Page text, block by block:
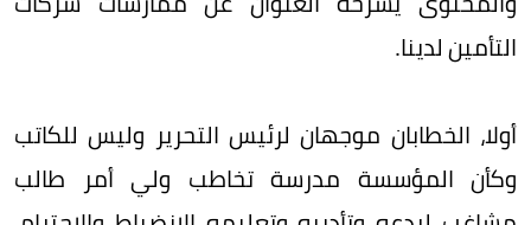
التأمين لدينا.
أولا، الخطابان موجهان لرئيس التحرير وليس للكاتب
وكأن المؤسسة مدرسة تخاطب ولي أمر طالب